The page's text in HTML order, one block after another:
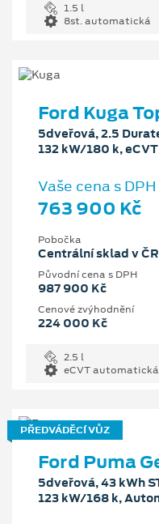
1.5 l
8st. automatická
Ford Kuga
5dveřová, 2.5
132 kW/180 k,
Vaše cena s DPH
763 900 Kč
Pobočka
Centrální sklad v ČR
Původní cena s DPH
987 900 Kč
Cenové zvýhodnění
224 000 Kč
2.5 l
eCVT automatická
PŘEDVÁDĚCÍ VŮZ
Ford Puma
5dveřová, 43 kWh
123 kW/168 k,